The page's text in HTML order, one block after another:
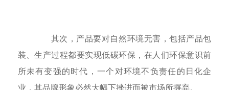
其次，产品要对自然环境无害，包括产品包
装、生产过程都要实现低碳环保，在人们环保意识前
所未有变强的时代，一个对环境不负责任的日化企
业，其品牌形象必然大幅下挫进而被市场所摒弃。